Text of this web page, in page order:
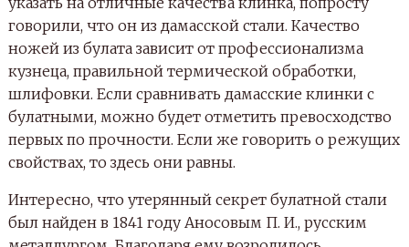
говорили, что он из дамасской стали. Качество
ножей из булата зависит от профессионализма
кузнеца, правильной термической обработки,
шлифовки. Если сравнивать дамасские клинки с
булатными, можно будет отметить превосходство
первых по прочности. Если же говорить о режущих
свойствах, то здесь они равны.
Интересно, что утерянный секрет булатной стали
был найден в 1841 году Аносовым П. И., русским